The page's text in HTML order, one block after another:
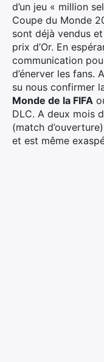
d’un jeu « million
Coupe du Monde
sont déjà vendus
prix d’Or. En
communication
d’énerver les fans.
su nous confirmer
Monde de la FIFA
DLC. A deux mois
(match
et est même